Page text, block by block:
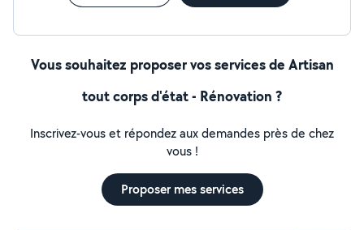
Vous souhaitez proposer vos services de Artisan
tout corps d'état - Rénovation ?
Inscrivez-vous et répondez aux demandes près de chez
vous !
Proposer mes services